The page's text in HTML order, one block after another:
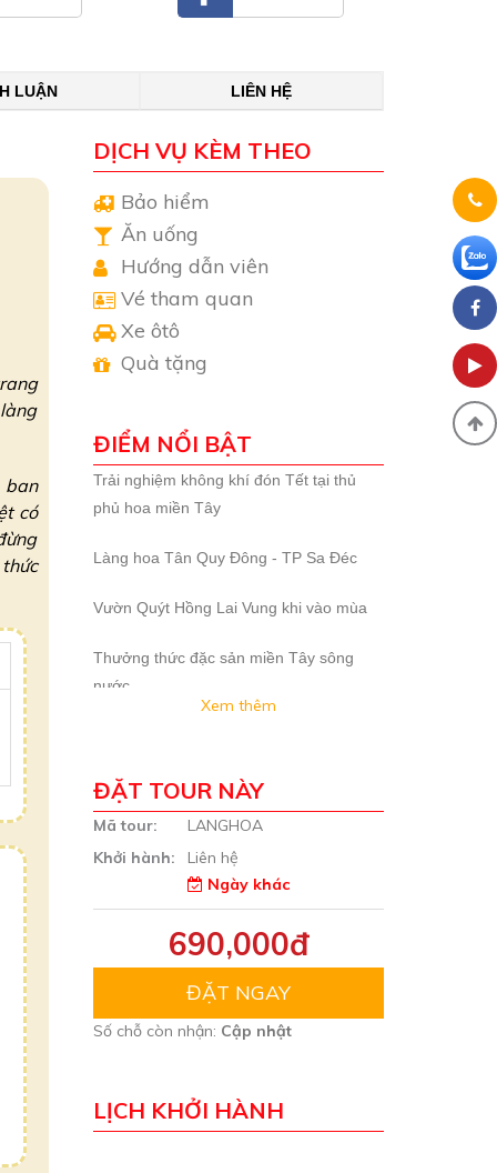
LUẬN LIÊN HỆ
ban
có
DỊCH VỤ KÈM THEO
Bảo hiểm
Ăn uống
Hướng dẫn viên
Vé tham quan
Xe ôtô
Quà tặng
ĐIỂM NỔI BẬT
Trải nghiệm không khí đón Tết tại thủ
phủ hoa miền Tây
Làng hoa Tân Quy Đông - TP Sa Đéc
Vườn Quýt Hồng Lai Vung khi vào mùa
Thưởng thức đặc sản miền Tây sông
nước
Xem thêm
ĐẶT TOUR NÀY
Mã tour:
LANGHOA
Khởi hành:
Liên hệ
Ngày khác
690,000đ
ĐẶT NGAY
Số chỗ còn nhận: Cập nhật
LỊCH KHỞI HÀNH